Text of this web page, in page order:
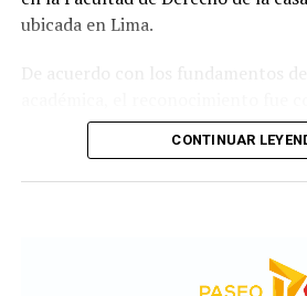
recordar que la había trasladado y
quien contó que Pepa había sido
la familia aseguró que no
ubicada en Lima.
defensa de las ideas de la libertad"
mandatario argentino y "por las
la modernización del Estado"
CONTINUAR